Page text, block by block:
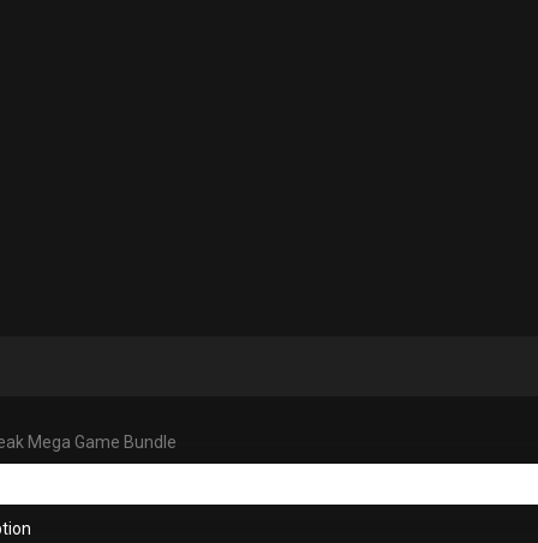
Mega Game Bundle